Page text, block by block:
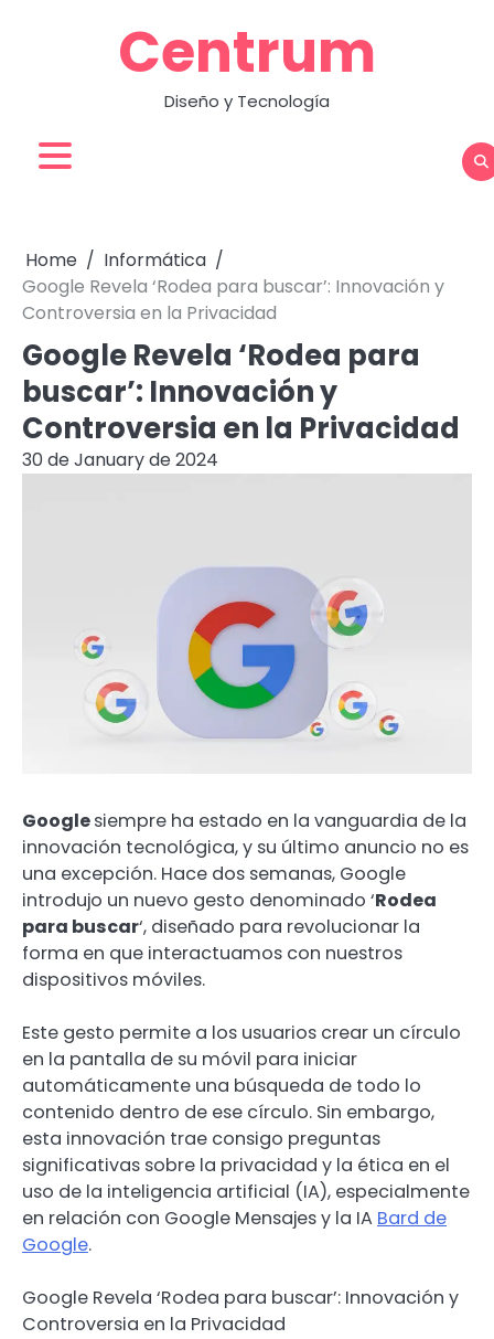
Centrum
Diseño y Tecnología
Home
Informática
Google Revela ‘Rodea para buscar’: Innovación y
Controversia en la Privacidad
Google Revela ‘Rodea para
buscar’: Innovación y
Controversia en la Privacidad
30 de January de 2024
Googlesiempre ha estado en la vanguardia de la
innovación tecnológica, y su último anuncio no es
una excepción. Hace dos semanas, Google
introdujo un nuevo gesto denominado ‘Rodea
para buscar‘, diseñado para revolucionar la
forma en que interactuamos con nuestros
dispositivos móviles.
Este gesto permite a los usuarios crear un círculo
en la pantalla de su móvil para iniciar
automáticamente una búsqueda de todo lo
contenido dentro de ese círculo. Sin embargo,
esta innovación trae consigo preguntas
significativas sobre la privacidad y la ética en el
uso de la inteligencia artificial (IA), especialmente
en relación con Google Mensajes y la IA Bard de
Google.
Google Revela ‘Rodea para buscar’: Innovación y
Controversia en la Privacidad